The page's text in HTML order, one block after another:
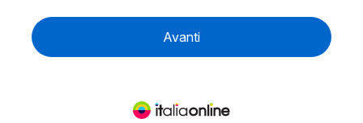
Avanti